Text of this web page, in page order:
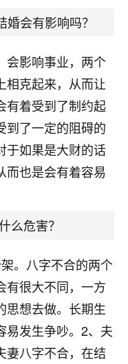
会有影响吗？
会影响事业，两个
相克起来，从而让
有着受到了制约起
到了一定的阻碍的
于如果是大财的话
而也是会有着容易
么危害？
。八字不合的两个
有很大不同，一方
思想去做。长期生
易发生争吵。2、夫
妻八字不合，在结
师化太岁，看年
缘分啊！
19
屡受挫，店开一家关
就出事。前些年攒的
想找人看看到底怎么
人有时不服命不行
，生意不算大，但
哪哪都看了，虽然
还可以，前几天又
财运更好一点！
18